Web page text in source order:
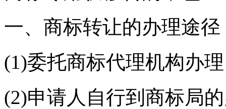
一、商标转让的办理途径
(1)委托商标代理机构办
(2)申请人自行到商标局